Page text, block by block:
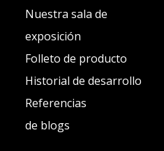
Nuestra sala de
exposición
Folleto de producto
Historial de desarrollo
Referencias
de blogs